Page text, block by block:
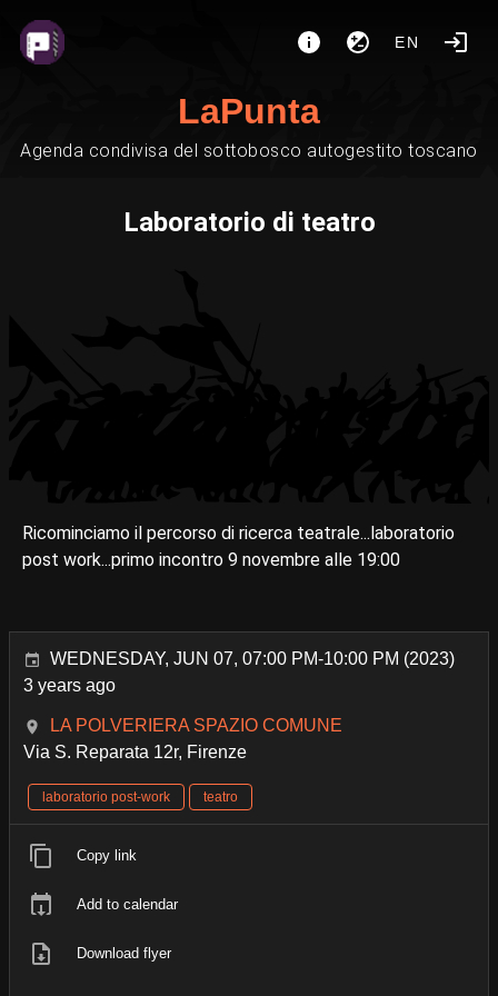
EN
LaPunta
Agenda condivisa del sottobosco autogestito toscano
Laboratorio di teatro
Ricominciamo il percorso di ricerca teatrale...laboratorio
post work...primo incontro 9 novembre alle 19:00
WEDNESDAY, JUN 07, 07:00 PM-10:00 PM (2023)
3 years ago
LA POLVERIERA SPAZIO COMUNE
Via S. Reparata 12r, Firenze
laboratorio post-work teatro
Copy link
Add to calendar
Download flyer